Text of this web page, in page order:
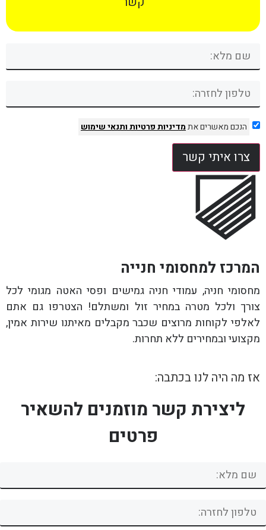
הנכם מאשרים אתמדיניות פרטיותותנאי שימוש
צרו איתי קשר
המרכז למחסומי חנייה
מחסומי חניה, עמודי חניה גמישים ופסי האטה מגומי לכל
צורך ולכל מטרה במחיר זול ומשתלם! הצטרפו גם אתם
לאלפי לקוחות מרוצים שכבר מקבלים מאיתנו שירות אמין,
מקצועי ובמחירים ללא תחרות.
אז מה היה לנו בכתבה:
ליצירת קשר מוזמנים להשאיר
פרטים